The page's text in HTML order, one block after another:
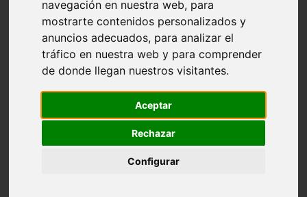
navegación en nuestra web, para
mostrarte contenidos personalizados y
anuncios adecuados, para analizar el
tráfico en nuestra web y para comprender
de donde llegan nuestros visitantes.
Aceptar
Rechazar
Configurar
peluquer a canina
complementos
consejos
comportamiento
protagonistas
reptiles
higiene
acuario